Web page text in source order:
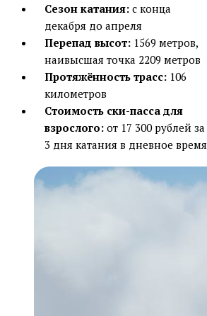
Сезон катания: с конца
декабря до апреля
Перепад высот: 1569 метров,
наивысшая точка 2209 метров
Протяжённость трасс: 106
километров
Стоимость ски-пасса для
взрослого: от 17 300 рублей за
3 дня катания в дневное время